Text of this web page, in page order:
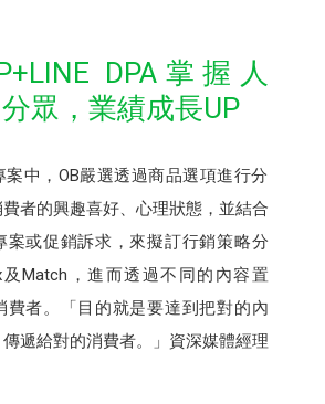
DPA掌握人
眾，業績成長UP
中，OB嚴選透過商品選項進行分
者的興趣喜好、心理狀態，並結合
案或促銷訴求，來擬訂行銷策略分
Match，進而透過不同的內容置
費者。「目的就是要達到把對的內
遞給對的消費者。」資深媒體經理